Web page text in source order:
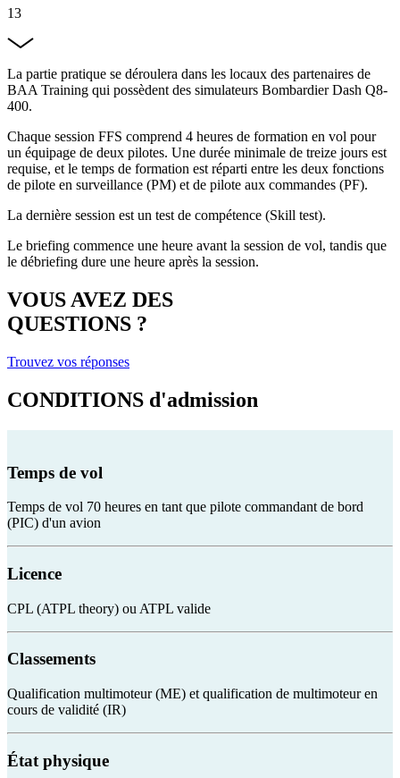
13
La partie pratique se déroulera dans les locaux des partenaires de
BAA Training qui possèdent des simulateurs Bombardier Dash Q8-
400.
Chaque session FFS comprend 4 heures de formation en vol pour
un équipage de deux pilotes. Une durée minimale de treize jours est
requise, et le temps de formation est réparti entre les deux fonctions
de pilote en surveillance (PM) et de pilote aux commandes (PF).
La dernière session est un test de compétence (Skill test).
Le briefing commence une heure avant la session de vol, tandis que
le débriefing dure une heure après la session.
VOUS AVEZ DES
QUESTIONS ?
Trouvez vos réponses
CONDITIONS d'admission
Temps de vol
Temps de vol 70 heures en tant que pilote commandant de bord
(PIC) d'un avion
Licence
CPL (ATPL theory) ou ATPL valide
Classements
Qualification multimoteur (ME) et qualification de multimoteur en
cours de validité (IR)
État physique